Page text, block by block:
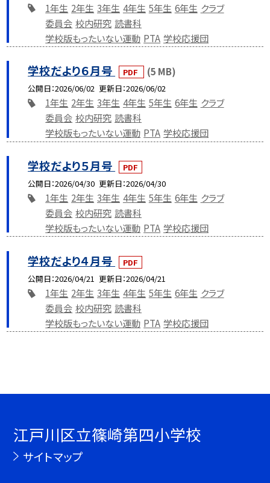
1年生 2年生 3年生 4年生 5年生 6年生 クラブ
委員会 校内研究 読書科
学校版もったいない運動 PTA 学校応援団
学校だより６月号 PDF (5 MB)
公開日 2026/06/02 更新日 2026/06/02
1年生 2年生 3年生 4年生 5年生 6年生 クラブ
委員会 校内研究 読書科
学校版もったいない運動 PTA 学校応援団
学校だより５月号
PDF
公開日 2026/04/30 更新日 2026/04/30
1年生 2年生 3年生 4年生 5年生 6年生 クラブ
委員会 校内研究 読書科
学校版もったいない運動 PTA 学校応援団
学校だより４月号
PDF
公開日 2026/04/21 更新日 2026/04/21
1年生 2年生 3年生 4年生 5年生 6年生 クラブ
委員会 校内研究 読書科
学校版もったいない運動 PTA 学校応援団
江戸川区立篠崎第四小学校
サイトマップ